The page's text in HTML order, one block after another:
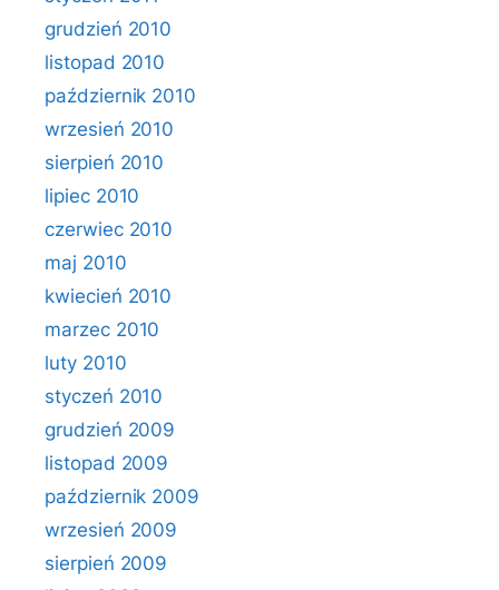
grudzień 2010
listopad 2010
październik 2010
wrzesień 2010
sierpień 2010
lipiec 2010
czerwiec 2010
maj 2010
kwiecień 2010
marzec 2010
luty 2010
styczeń 2010
grudzień 2009
listopad 2009
październik 2009
wrzesień 2009
sierpień 2009